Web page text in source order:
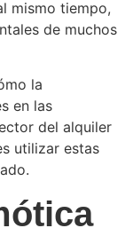
mismo tiempo,
de muchos
la
en las
del alquiler
utilizar estas